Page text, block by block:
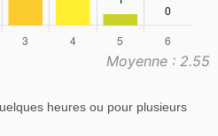
Moyenne : 2.55
heures ou pour plusieurs